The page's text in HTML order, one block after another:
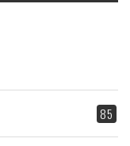
85